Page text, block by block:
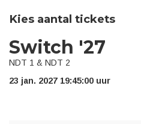
Kies aantal tickets
Switch '27
NDT 1 & NDT 2
23 jan. 2027 19:45:00 uur